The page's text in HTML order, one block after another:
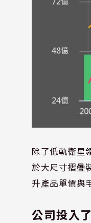
除了低軌衛星
於大尺寸摺疊
升產品單價與
公司投入